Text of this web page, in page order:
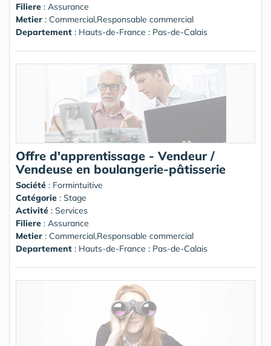
Filiere : Assurance
Metier : Commercial,Responsable commercial
Departement : Hauts-de-France : Pas-de-Calais
Offre d'apprentissage - Vendeur /
Vendeuse en boulangerie-pâtisserie
Société : Formintuitive
Catégorie : Stage
Activité : Services
Filiere : Assurance
Metier : Commercial,Responsable commercial
Departement : Hauts-de-France : Pas-de-Calais